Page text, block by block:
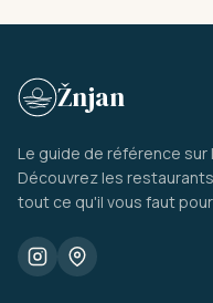
Žnjan
Le guide de référence sur
Découvrez les
tout ce qu'il vous faut